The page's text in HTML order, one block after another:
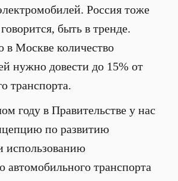
Россия тоже
быть в тренде.
в Москве количество
нужно довести до 15% от
транспорта.
году в Правительстве у нас
по развитию
использованию
автомобильного транспорта